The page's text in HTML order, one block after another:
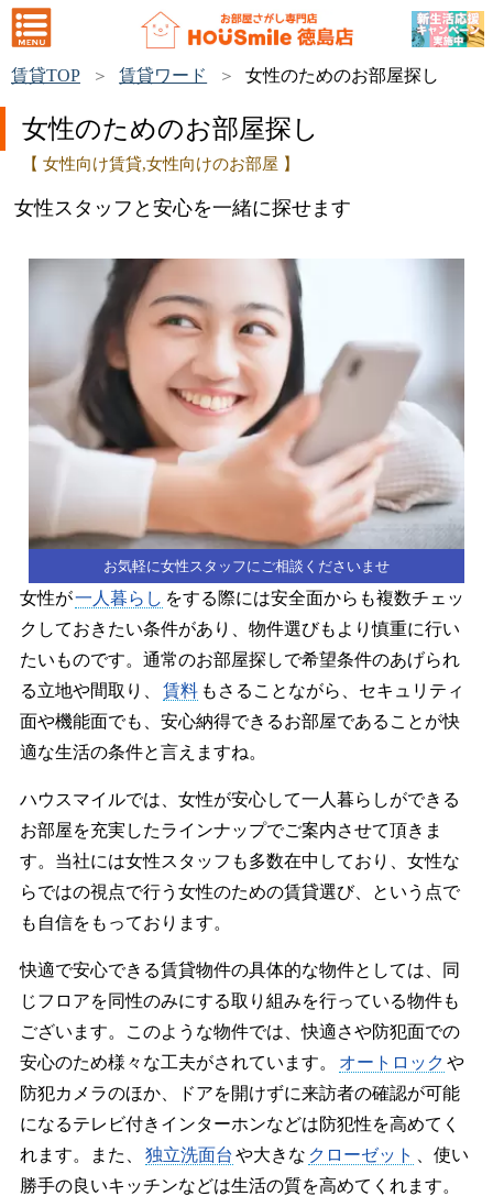
賃貸TOP 賃貸ワード 女性のためのお部屋探し
女性のためのお部屋探し
【 女性向け賃貸,女性向けのお部屋 】
女性スタッフと安心を一緒に探せます
お気軽に女性スタッフにご相談くださいませ
女性が一人暮らし をする際には安全面からも複数チェッ
クしておきたい条件があり、物件選びもより慎重に行い
たいものです。通常のお部屋探しで希望条件のあげられ
る立地や間取り、
賃料 もさることながら、セキュリティ
面や機能面でも、安心納得できるお部屋であることが快
適な生活の条件と言えますね。
ハウスマイルでは、女性が安心して一人暮らしができる
お部屋を充実したラインナップでご案内させて頂きま
す。当社には女性スタッフも多数在中しており、女性な
らではの視点で行う女性のための賃貸選び、という点で
も自信をもっております。
快適で安心できる賃貸物件の具体的な物件としては、同
じフロアを同性のみにする取り組みを行っている物件も
ございます。このような物件では、快適さや防犯面での
安心のため様々な工夫がされています。
オートロック や
防犯カメラのほか、ドアを開けずに来訪者の確認が可能
になるテレビ付きインターホンなどは防犯性を高めてく
れます。また、
独立洗面台 や大きな クローゼット
、使い
勝手の良いキッチンなどは生活の質を高めてくれます。